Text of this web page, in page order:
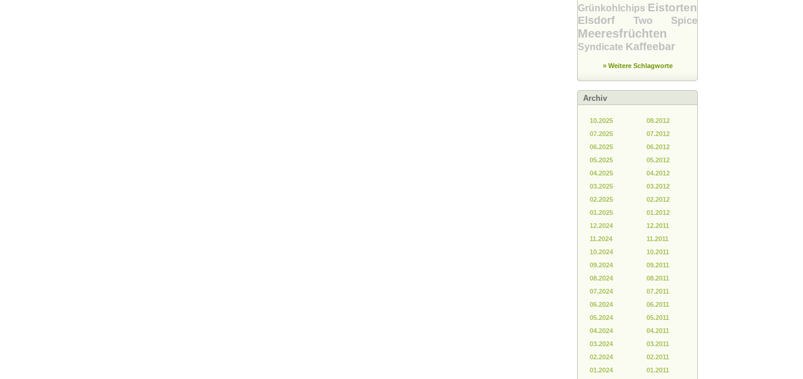
Grünkohlchips Eistorten
Elsdorf Two Spice
Meeresfrüchten
Syndicate Kaffeebar
» Weitere Schlagworte
Archiv
10.2025
07.2025
06.2025
05.2025
04.2025
03.2025
02.2025
01.2025
12.2024
11.2024
10.2024
09.2024
08.2024
07.2024
06.2024
05.2024
04.2024
03.2024
02.2024
01.2024
08.2012
07.2012
06.2012
05.2012
04.2012
03.2012
02.2012
01.2012
12.2011
11.2011
10.2011
09.2011
08.2011
07.2011
06.2011
05.2011
04.2011
03.2011
02.2011
01.2011